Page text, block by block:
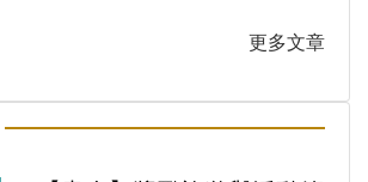
更多文章